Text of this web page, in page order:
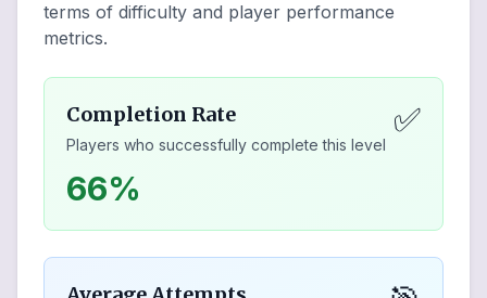
terms of difficulty and player performance
metrics.
Completion Rate
Players who successfully complete this level
✅
66%